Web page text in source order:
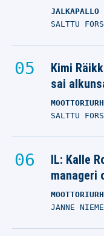
JALKAPALLO
SALTTU
Kimi
sai
SALTTU
IL: Kalle
manageri
JANNE